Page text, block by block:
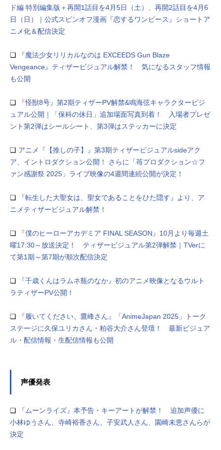
ド編 特別編集版＋再開1話⽬を4⽉5⽇（⼟）、再開2話⽬を4⽉6
⽇（⽇）｜公式スピンオフ漫画『恋するワンピース』ショートア
ニメ化＆配信決定
❏
『魔法少女リリカルなのは EXCEEDS Gun Blaze
Vengeance』ティザービジュアル解禁！ 気になるスタッフ情報
も公開
❏
『怪獣8号』第2期ティザーPV解禁&鳴海弦キャラクタービジ
ュアル公開｜「保科の休日」追加場面写真到着！ 入場者プレゼ
ント第2弾はシールシート、第3弾はステッカーに決定
❏ アニメ『【推しの子】』第3期ティザービジュアルsideアク
ア、イントロダクション公開！ さらに「苺プロダクション☆フ
ァン感謝祭 2025」ライブ映像の4週間連続公開が決定！
❏
『転生した大聖女は、聖女であることをひた隠す』より、ア
ニメティザービジュアル解禁！
❏
『僕のヒーローアカデミア FINAL SEASON』10月より毎週土
曜17:30～放送決定！ ティザービジュアル第2弾解禁｜TVerに
て第1期～第7期が順次配信決定
❏
『千歳くんはラムネ瓶のなか』初のアニメ映像となるウルト
ラティザーPV公開！
❏
『履いてください、鷹峰さん』「AnimeJapan 2025」トーク
ステージに久保ユリカさん・粕谷大介さん登壇！ 最新ビジュア
ル・配信情報・生配信情報も公開
声優発表
❏
『ムーンライズ』本予告・キーアートが解禁！ 追加声優に
小林ゆうさん、寺崎裕香さん、子安武人さん、園崎未恵さんらが
決定